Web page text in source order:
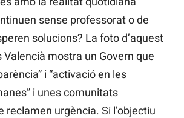
sense professorat o de
solucions? La foto d’aquest
Valencià mostra un Govern que
i “activació en les
i unes comunitats
reclamen urgència. Si l’objectiu